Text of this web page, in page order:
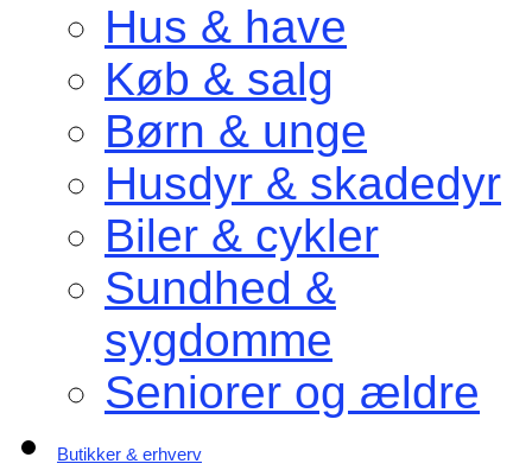
Hus & have
Køb & salg
Børn & unge
Husdyr & skadedyr
Biler & cykler
Sundhed &
sygdomme
Seniorer og ældre
Butikker & erhverv